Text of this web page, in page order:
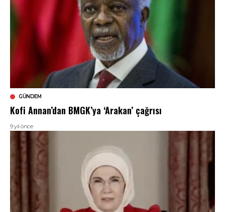
GÜNDEM
Kofi Annan’dan BMGK’ya ‘Arakan’ çağrısı
9 yıl önce